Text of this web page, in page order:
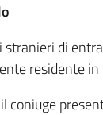
di
residente in
coniuge